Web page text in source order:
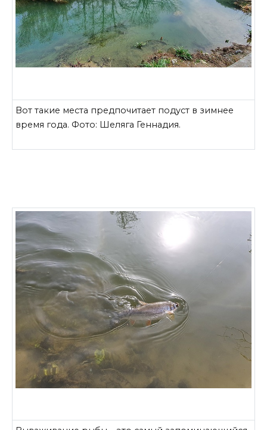
Вот такие места предпочитает подуст в зимнее
время года. Фото: Шеляга Геннадия.